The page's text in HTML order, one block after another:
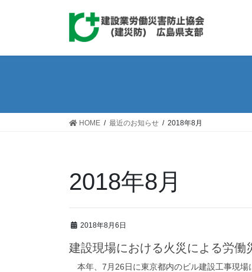
HOME 最近のお知らせ 2018年8月
2018年8月
2018年8月6日
建設現場における火災による労働
本年、7月26日に東京都内のビル建設工事現場